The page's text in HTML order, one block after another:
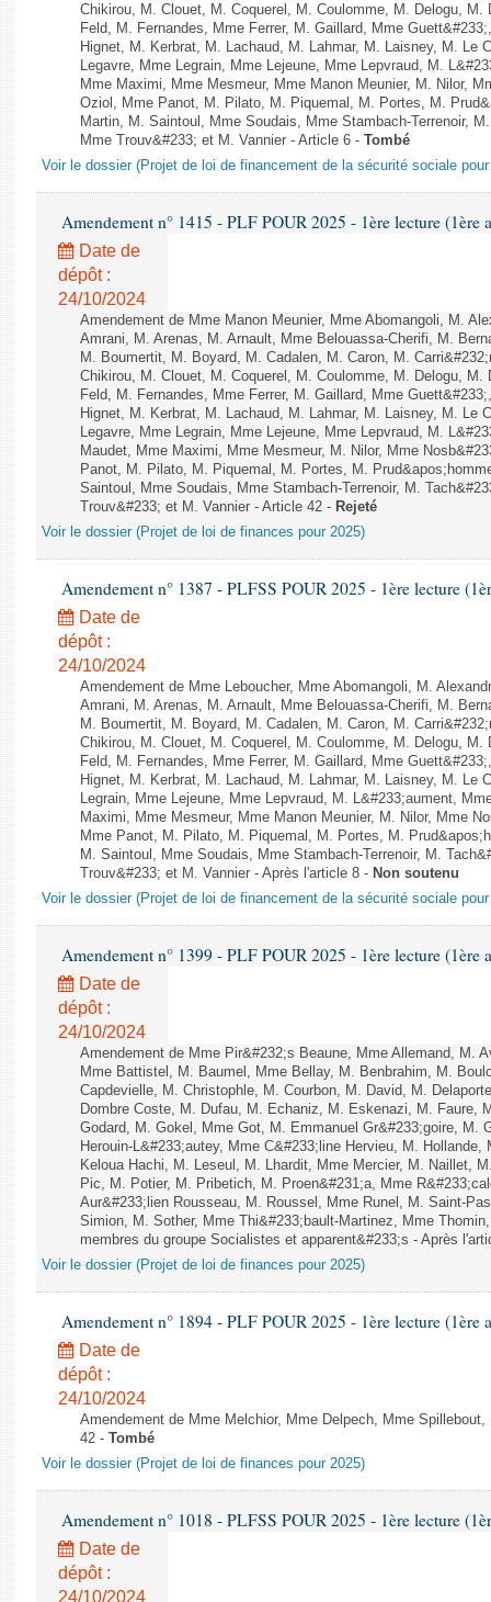
Chikirou, M. Clouet, M. Coquerel, M. Coulomme, M. Delogu, M.
Feld, M. Fernandes, Mme Ferrer, M. Gaillard, Mme
Hignet, M. Kerbrat, M. Lachaud, M. Lahmar, M. Laisney, M. Le
Legavre, Mme Legrain, Mme Lejeune, Mme Lepvraud, M.
Mme Maximi, Mme Mesmeur, Mme Manon Meunier, M. Nilor,
Oziol, Mme Panot, M. Pilato, M. Piquemal, M. Portes, M.
Martin, M. Saintoul, Mme Soudais, Mme Stambach-Terrenoir,
Mme Trouv&#233; et M. Vannier - Article 6 - Tombé
Voir le dossier (Projet de loi de financement de la sécurité sociale pour
Amendement n° 1415 - PLF POUR 2025 - 1ère lecture (1ère
Date de
dépôt :
24/10/2024
Amendement de Mme Manon Meunier, Mme Abomangoli, M.
Amrani, M. Arenas, M. Arnault, Mme Belouassa-Cherifi, M.
M. Boumertit, M. Boyard, M. Cadalen, M. Caron, M.
Chikirou, M. Clouet, M. Coquerel, M. Coulomme, M. Delogu, M.
Feld, M. Fernandes, Mme Ferrer, M. Gaillard, Mme
Hignet, M. Kerbrat, M. Lachaud, M. Lahmar, M. Laisney, M. Le
Legavre, Mme Legrain, Mme Lejeune, Mme Lepvraud, M.
Maudet, Mme Maximi, Mme Mesmeur, M. Nilor, Mme
Panot, M. Pilato, M. Piquemal, M. Portes, M.
Saintoul, Mme Soudais, Mme Stambach-Terrenoir, M.
Trouv&#233; et M. Vannier - Article 42 - Rejeté
Voir le dossier (Projet de loi de finances pour 2025)
Amendement n° 1387 - PLFSS POUR 2025 - 1ère lecture
Date de
dépôt :
24/10/2024
Amendement de Mme Leboucher, Mme Abomangoli, M.
Amrani, M. Arenas, M. Arnault, Mme Belouassa-Cherifi, M.
M. Boumertit, M. Boyard, M. Cadalen, M. Caron, M.
Chikirou, M. Clouet, M. Coquerel, M. Coulomme, M. Delogu, M.
Feld, M. Fernandes, Mme Ferrer, M. Gaillard, Mme
Hignet, M. Kerbrat, M. Lachaud, M. Lahmar, M. Laisney, M. Le
Legrain, Mme Lejeune, Mme Lepvraud, M. L&#233;aument,
Maximi, Mme Mesmeur, Mme Manon Meunier, M. Nilor, Mme
Mme Panot, M. Pilato, M. Piquemal, M. Portes, M.
M. Saintoul, Mme Soudais, Mme Stambach-Terrenoir, M.
Trouv&#233; et M. Vannier - Après l'article 8 - Non soutenu
Voir le dossier (Projet de loi de financement de la sécurité sociale pour
Amendement n° 1399 - PLF POUR 2025 - 1ère lecture (1ère
Date de
dépôt :
24/10/2024
Amendement de Mme Pir&#232;s Beaune, Mme Allemand, M.
Mme Battistel, M. Baumel, Mme Bellay, M. Benbrahim, M.
Capdevielle, M. Christophle, M. Courbon, M. David, M.
Dombre Coste, M. Dufau, M. Echaniz, M. Eskenazi, M. Faure,
Godard, M. Gokel, Mme Got, M. Emmanuel Gr&#233;goire, M.
Herouin-L&#233;autey, Mme C&#233;line Hervieu, M.
Keloua Hachi, M. Leseul, M. Lhardit, Mme Mercier, M. Naillet,
Pic, M. Potier, M. Pribetich, M. Proen&#231;a, Mme
Aur&#233;lien Rousseau, M. Roussel, Mme Runel, M. Saint-
Simion, M. Sother, Mme Thi&#233;bault-Martinez, Mme
membres du groupe Socialistes et apparent&#233;s - Après
Voir le dossier (Projet de loi de finances pour 2025)
Amendement n° 1894 - PLF POUR 2025 - 1ère lecture (1ère
Date de
dépôt :
24/10/2024
Amendement de Mme Melchior, Mme Delpech, Mme
42 - Tombé
Voir le dossier (Projet de loi de finances pour 2025)
Amendement n° 1018 - PLFSS POUR 2025 - 1ère lecture
Date de
dépôt :
24/10/2024